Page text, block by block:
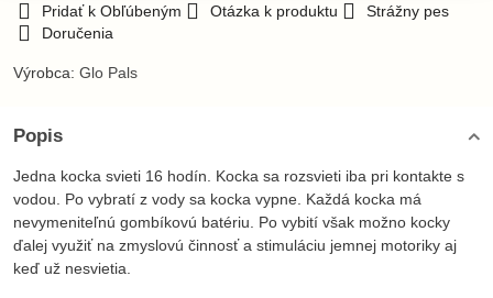
Pridať k Obľúbeným Otázka k produktu
Strážny pes
Doručenia
Výrobca: Glo Pals
Popis
Jedna kocka svieti 16 hodín. Kocka sa rozsvieti iba pri kontakte s
vodou. Po vybratí z vody sa kocka vypne. Každá kocka má
nevymeniteľnú gombíkovú batériu. Po vybití však možno kocky
ďalej využiť na zmyslovú činnosť a stimuláciu jemnej motoriky aj
keď už nesvietia.